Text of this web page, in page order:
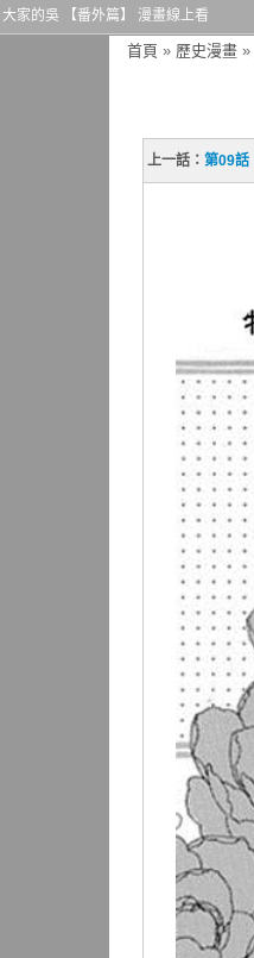
大家的吳 【番外篇】 漫畫線上看
首頁 » 歷史漫畫 »
上一話： 第09話